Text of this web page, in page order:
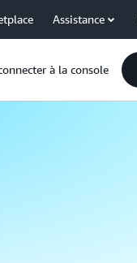
Assistance
à la console